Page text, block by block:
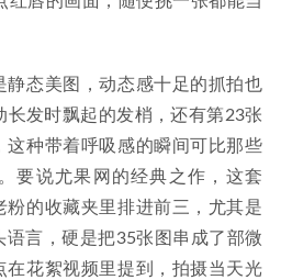
静态美图，动态感十足的抓拍也
长发时飘起的发梢，还有第23张
这种带着呼吸感的瞬间可比那些
要说尤果网的经典之作，这套
粉的收藏夹里排进前三，尤其是
言，硬是把35张图串成了部微
在花絮视频里提到，拍摄当天光